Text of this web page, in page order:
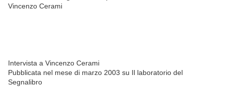
Vincenzo Cerami
Intervista a Vincenzo Cerami
Pubblicata nel mese di marzo 2003 su Il laboratorio del
Segnalibro